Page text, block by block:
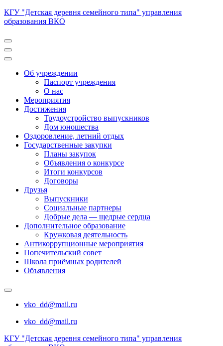
Перейти
к
(нажмите
Enter)
КГУ "Детская деревня семейного типа" управления
образования ВКО
Об учреждении
Паспорт учреждения
О нас
Мероприятия
Достижения
Трудоустройство выпускников
Дом юношества
Оздоровление, летний отдых
Государственные закупки
Планы закупок
Объявления о конкурсе
Итоги конкурсов
Договоры
Друзья
Выпускники
Социальные партнеры
Добрые дела — щедрые сердца
Дополнительное образование
Кружковая деятельность
Антикоррупционные мероприятия
Попечительский совет
Школа приёмных родителей
Объявления
vko_dd@mail.ru
vko_dd@mail.ru
КГУ "Детская деревня семейного типа" управления